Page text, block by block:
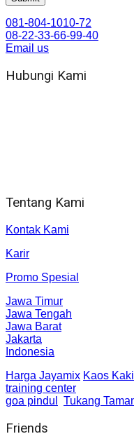
081-804-1010-72
08-22-33-66-99-40
Email us
Hubungi Kami
Tentang Kami
Kontak Kami
Karir
Promo Spesial
Jawa Timur
Jawa Tengah
Jawa Barat
Jakarta
Indonesia
Harga Jayamix Kaos
training center
goa pindul
Tukang
Friends